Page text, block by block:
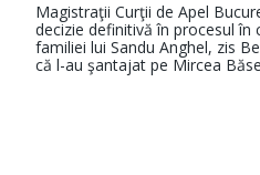
Magistraţii Curţii de Apel
decizie definitivă în procesul
familiei lui Sandu Anghel, zis
că l-au şantajat pe Mircea